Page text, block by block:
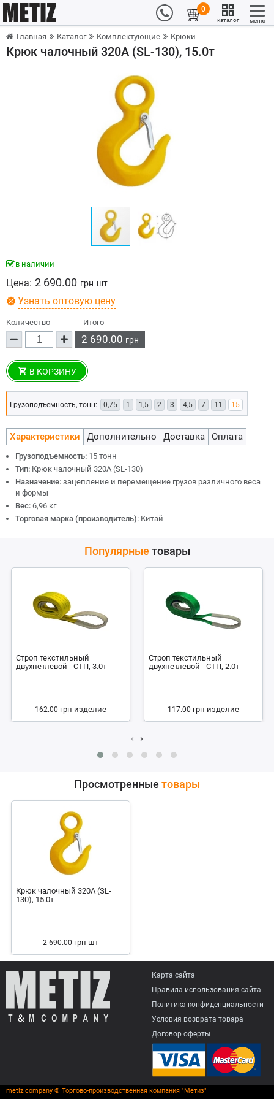
0
каталог меню
Главная Каталог Комплектующие Крюки
Крюк чалочный 320А (SL-130), 15.0т
в наличии
Цена: 2 690.00 грн шт
Узнать оптовую цену
Количество Итого
2 690.00 грн
В КОРЗИНУ
Грузоподъемность, тонн: 0,75 1 1,5 2 3 4,5 7 11 15
Характеристики Дополнительно Доставка Оплата
Грузоподъемность: 15 тонн
Тип: Крюк чалочный 320А (SL-130)
Назначение: зацепление и перемещение грузов различного веса
и формы
Вес: 6,96 кг
Торговая марка (производитель): Китай
Популярные товары
Строп текстильный
двухпетлевой - СТП, 3.0т
162.00 грн изделие
Строп текстильный
двухпетлевой - СТП, 2.0т
117.00 грн изделие
‹ ›
Просмотренные товары
Крюк чалочный 320А (SL-
130), 15.0т
2 690.00 грн шт
Карта сайта
Правила использования сайта
Политика конфиденциальности
Условия возврата товарa
Договор оферты
metiz.company © Торгово-производственная компания "Метиз"